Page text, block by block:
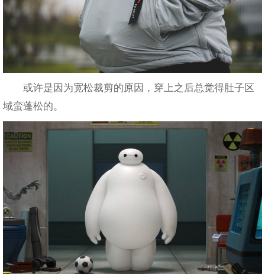
或许是因为宽松裁剪的原因，穿上之后总觉得肚子区
域蛮蓬松的。